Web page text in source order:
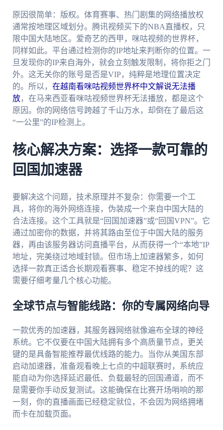
原因很简单：版权。体育赛事、热门剧集的网络播放权
通常按地理区域划分。腾讯视频买下的NBA直播权，只
限中国大陆地区。爱奇艺的西甲，咪咕视频的世界杯，
同样如此。平台通过检测你的IP地址来判断你的位置。一
旦发现你的IP来自海外，就会立刻触发限制，将你拒之门
外。这无关你的账号是否是VIP，纯粹是地理位置决定
的。所以， 在越南看咪咕视频世界杯中文解说无法播
放，在马来西亚看咪咕视频世界杯无法播放，都是这个
原因。你的网络信号跨越了千山万水，却倒在了最后这
“一公里”的IP检测上。
核心解决方案：选择一款可靠的
回国加速器
要解决这个问题，技术原理并不复杂：你需要一个工
具，将你的海外网络连接，伪装成一个来自中国大陆的
合法连接。这个工具就是“回国加速器”或“回国VPN”。它
通过加密你的数据，并将其路由至位于中国大陆的服务
器，再由该服务器访问直播平台，从而获得一个“本地”IP
地址，完美绕过地域封锁。但市场上加速器繁多，如何
选择一款真正适合长期观看赛事、稳定不掉线的呢？这
需要仔细考量几个核心功能。
全球节点与智能线路：你的专属网络向导
一款优秀的加速器，其服务器网络就像遍布全球的神经
系统。它不仅要在中国大陆拥有多个高质量节点，更关
键的是具备智能推荐最优线路的能力。当你从美国东部
启动加速器，准备观看晚上七点的中超联赛时，系统应
能自动为你选择延迟最低、负载最轻的回国通道，而不
是需要你手动反复测试。这能确保在比赛开场哨响的那
一刻，你的直播画面已经稳定就位，不会因为网络拥堵
而卡在加载页面。